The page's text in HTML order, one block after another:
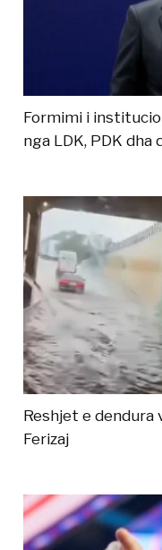
Formimi i
nga LDK, PDK
Reshjet e dendura
Ferizaj